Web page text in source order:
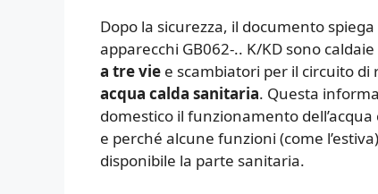
Dopo la sicurezza, il documento
apparecchi GB062-.. K/KD sono
a tre vie e scambiatori per il circuito di
acqua calda sanitaria. Questa
domestico il funzionamento
e perché alcune funzioni (come
disponibile la parte sanitaria.